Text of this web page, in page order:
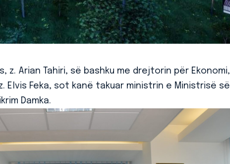
z. Arian Tahiri, së bashku me drejtorin për Ekonomi,
Elvis Feka, sot kanë takuar ministrin e Ministrisë së
Damka.